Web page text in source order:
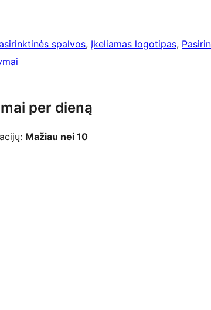
spalvos, Įkeliamas logotipas,
per dieną
Mažiau nei 10